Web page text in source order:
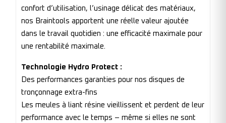
confort d’utilisation, l’usinage délicat des matériaux,
nos Braintools apportent une réelle valeur ajoutée
dans le travail quotidien : une efficacité maximale pour
une rentabilité maximale.
Technologie Hydro Protect :
Des performances garanties pour nos disques de
tronçonnage extra-fins
Les meules à liant résine vieillissent et perdent de leur
performance avec le temps – même si elles ne sont